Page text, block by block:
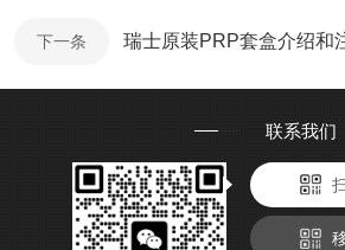
下一条 瑞士原装PRP套盒介绍和
联系我们